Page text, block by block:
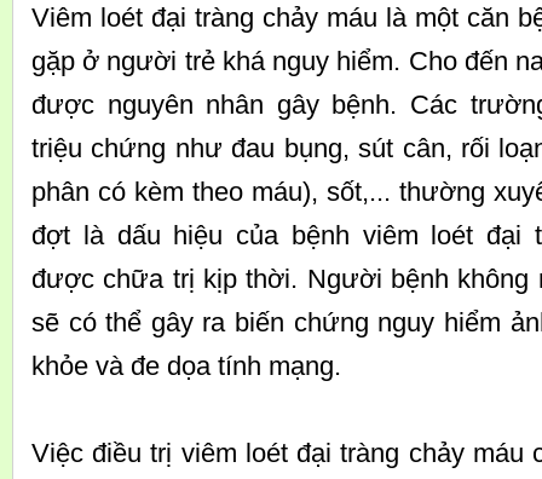
Viêm loét đại tràng chảy máu là một căn
gặp ở người trẻ khá nguy hiểm. Cho đến
được nguyên nhân gây bệnh. Các
triệu chứng như đau bụng, sút cân, rối
phân có kèm theo máu), sốt,... thường
đợt là dấu hiệu của bệnh viêm loét đại
được chữa trị kịp thời. Người bệnh không
sẽ có thể gây ra biến chứng nguy hiểm
khỏe và đe dọa tính mạng.
Việc điều trị viêm loét đại tràng chảy máu